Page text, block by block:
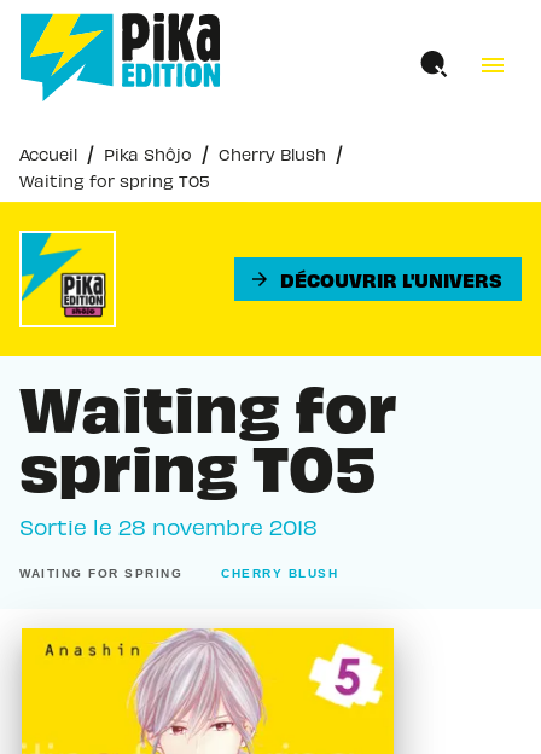
MENU RECHERCHE
PIED DE PAGE
menu
Accueil / Pika Shôjo / Cherry Blush /
Waiting for spring T05
arrow_forward DÉCOUVRIR L'UNIVERS
Waiting for
spring T05
Sortie le 28 novembre 2018
WAITING FOR SPRING CHERRY BLUSH